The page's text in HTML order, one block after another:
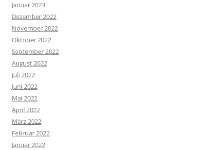
Januar 2023
Dezember 2022
November 2022
Oktober 2022
September 2022
August 2022
Juli 2022
Juni 2022
Mai 2022
April 2022
März 2022
Februar 2022
Januar 2022